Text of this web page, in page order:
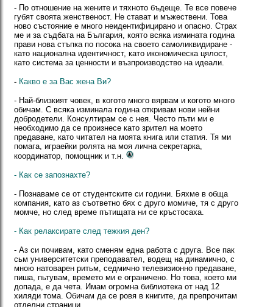
- По отношение на жените и тяхното бъдеще. Те все повече
губят своята женственост. Не стават и мъжествени. Това
ново състояние е много неидентифицирано и опасно. Страх
ме и за съдбата на България, която всяка измината година
прави нова стъпка по посока на своето самоликвидиране -
като национална идентичност, като икономическа цялост,
като система за ценности и възпроизводство на идеали.
- Какво е за Вас жена Ви?
- Най-близкият човек, в когото много вярвам и когото много
обичам. С всяка изминала година откривам нови нейни
добродетели. Консултирам се с нея. Често пъти ми е
необходимо да се произнесе като зрител на моето
предаване, като читател на моята книга или статия. Тя ми
помага, играейки ролята на моя лична секретарка,
координатор, помощник и т.н.
- Как се запознахте?
- Познаваме се от студентските си години. Бяхме в обща
компания, като аз съответно бях с друго момиче, тя с друго
момче, но след време пътищата ни се кръстосаха.
- Как релаксирате след тежкия ден?
- Аз си почивам, като сменям една работа с друга. Все пак
сьм университетски преподавател, водещ на динамично, с
мною натоварен ритьм, седмично телевизионно предаване,
пиша, пьтувам, времето ми е ограничено. Но това, което ми
допада, е да чета. Имам огромна библиотека от над 12
хиляди тома. Обичам да се ровя в книгите, да препрочитам
отделни страници.